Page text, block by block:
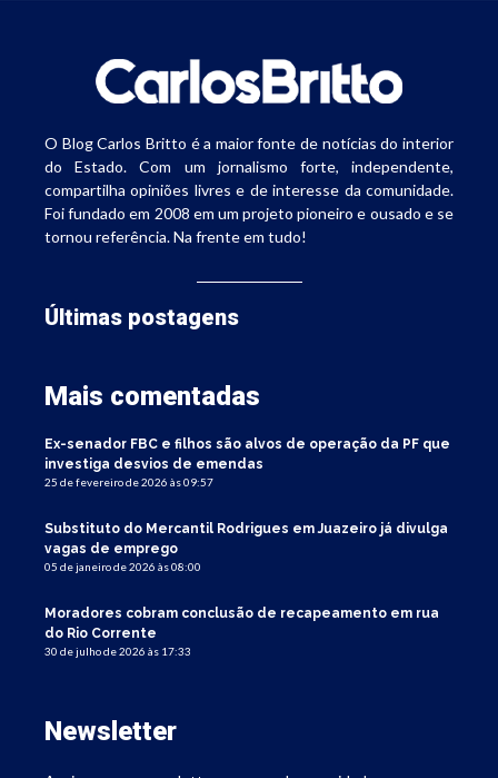
O Blog Carlos Britto é a maior fonte de notícias do interior
do Estado. Com um jornalismo forte, independente,
compartilha opiniões livres e de interesse da comunidade.
Foi fundado em 2008 em um projeto pioneiro e ousado e se
tornou referência. Na frente em tudo!
Últimas postagens
Mais comentadas
Ex-senador FBC e filhos são alvos de operação da PF que
investiga desvios de emendas
25 de fevereiro de 2026 às 09:57
Substituto do Mercantil Rodrigues em Juazeiro já divulga
vagas de emprego
05 de janeiro de 2026 às 08:00
Moradores cobram conclusão de recapeamento em rua
do Rio Corrente
30 de julho de 2026 às 17:33
Newsletter